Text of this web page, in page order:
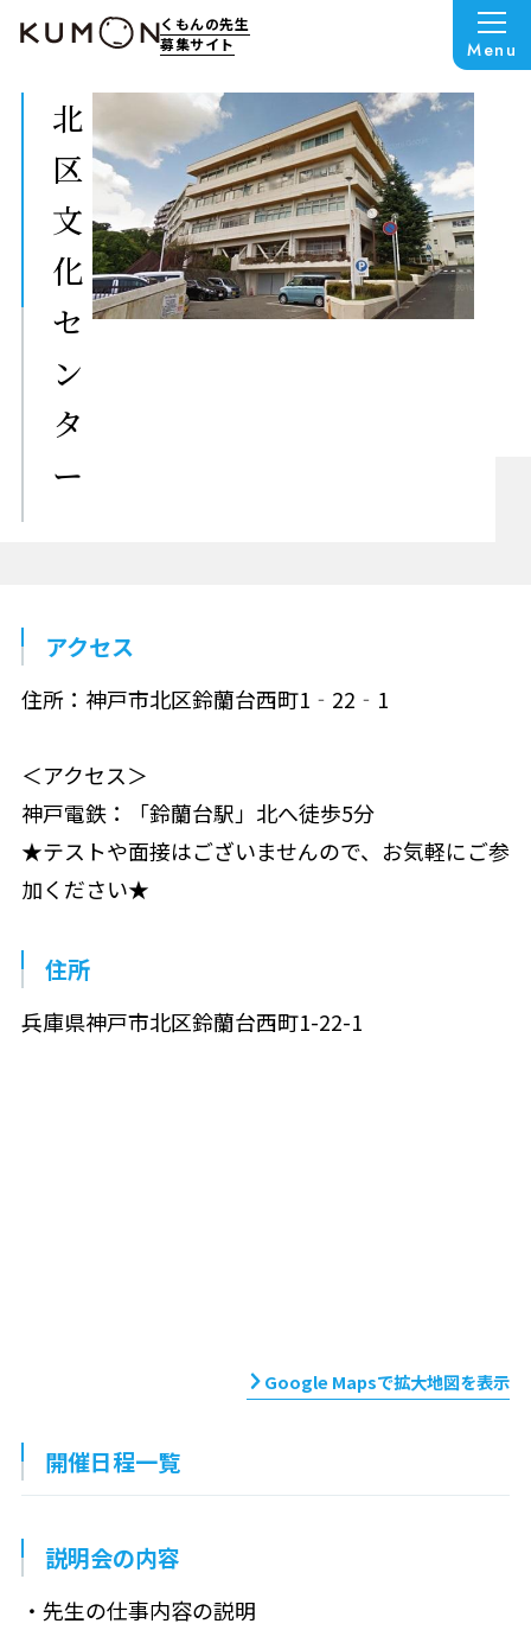
くもんの先生
募集サイト
Menu
北
区
文
化
セ
ン
タ
ー
アクセス
住所：神戸市北区鈴蘭台西町1‐22‐1
＜アクセス＞
神戸電鉄：「鈴蘭台駅」北へ徒歩5分
★テストや面接はございませんので、お気軽にご参
加ください★
住所
兵庫県神戸市北区鈴蘭台西町1-22-1
Google Mapsで拡大地図を表示
開催日程一覧
説明会の内容
・先生の仕事内容の説明